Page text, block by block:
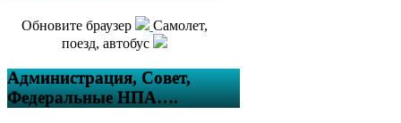
Обновите браузер
Самолет,
поезд, автобус
Администрация, Совет,
Федеральные НПА….